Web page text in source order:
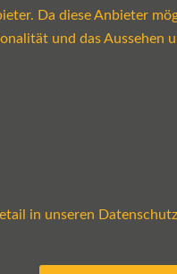
Da diese Anbieter
und das
in unseren